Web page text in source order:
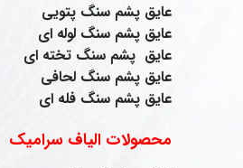
عایق پشم سنگ پتویی
عایق پشم سنگ لوله ای
عایق پشم سنگ تخته ای
عایق پشم سنگ لحافی
عایق پشم سنگ فله ای
محصولات الیاف سرامیک